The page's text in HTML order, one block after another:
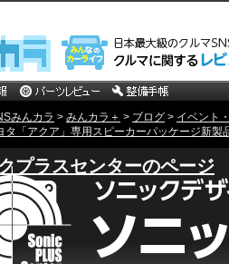
みんカラ > みんカラ＋ > ブログ > イベント
タ「アクア」専用スピーカーパッケージ新
プラスセンターのページ